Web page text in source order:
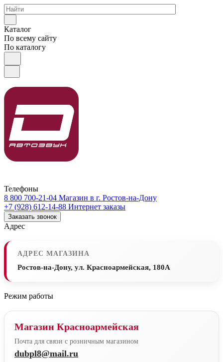
Каталог
По всему сайту
По каталогу
Телефоны
8 800 700-21-04 Магазин в г. Ростов-на-Дону
+7 (928) 612-14-88 Интернет заказы
Заказать звонок
Адрес
АДРЕС МАГАЗИНА
Ростов-на-Дону, ул. Красноармейская, 180А
Режим работы
Магазин Красноармейская
Почта для связи с розничным магазином
dubpl8@mail.ru